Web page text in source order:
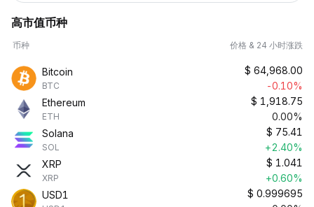
高市值币种
币种 价格 & 24 小时涨跌
Bitcoin
BTC
$ 64,968.00
-0.10%
Ethereum
ETH
$ 1,918.75
0.00%
Solana
SOL
$ 75.41
+2.40%
XRP
XRP
$ 1.041
+0.60%
USD1
$ 0.999695